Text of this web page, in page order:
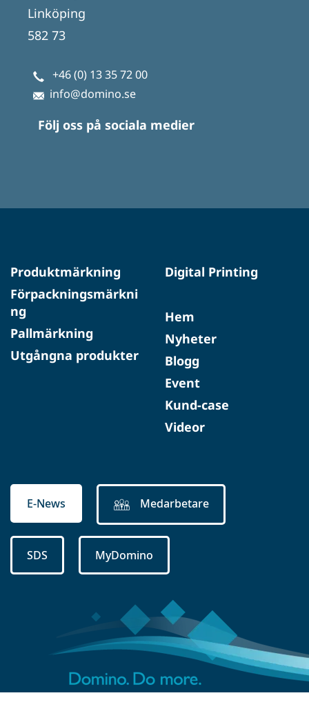
Linköping
582 73
+46 (0) 13 35 72 00
info@domino.se
Följ oss på sociala medier
Produktmärkning
Förpackningsmärkni
ng
Pallmärkning
Utgångna produkter
Digital Printing
Hem
Nyheter
Blogg
Event
Kund-case
Videor
E-News Medarbetare
SDS MyDomino